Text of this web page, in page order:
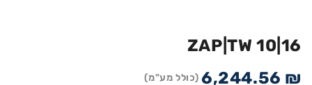
ZAP|TW 10|16
6,244.56 ₪ (כולל מע"מ)